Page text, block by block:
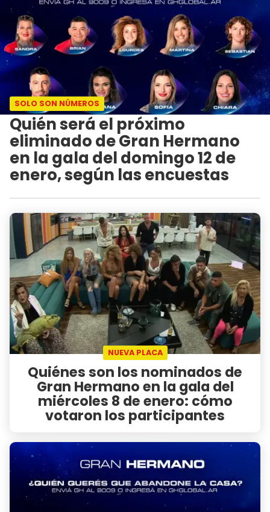
SOLO SON NÚMEROS
Quién será el próximo
eliminado de Gran Hermano
en la gala del domingo 12 de
enero, según las encuestas
NUEVA PLACA
Quiénes son los nominados de
Gran Hermano en la gala del
miércoles 8 de enero: cómo
votaron los participantes